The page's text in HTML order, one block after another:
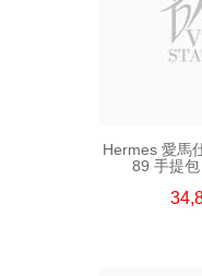
Hermes 愛馬
89 手提